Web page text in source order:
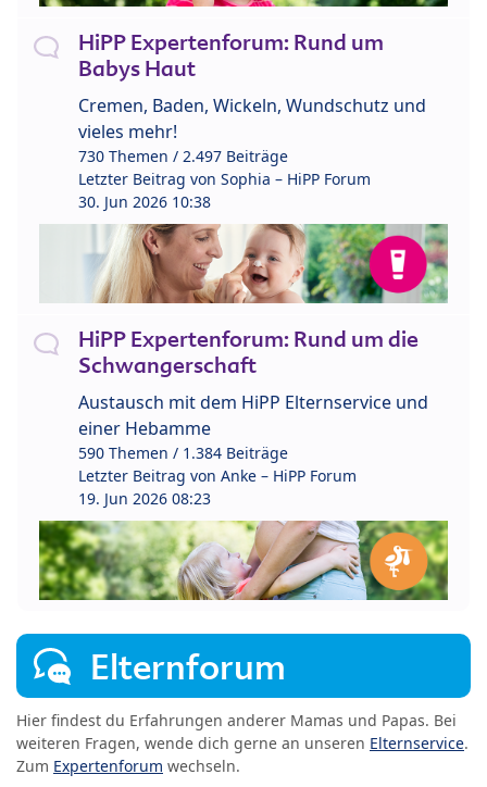
HiPP Expertenforum: Rund um
Babys Haut
Cremen, Baden, Wickeln, Wundschutz und
vieles mehr!
730 Themen / 2.497 Beiträge
Letzter Beitrag von Sophia – HiPP Forum
30. Jun 2026 10:38
HiPP Expertenforum: Rund um die
Schwangerschaft
Austausch mit dem HiPP Elternservice und
einer Hebamme
590 Themen / 1.384 Beiträge
Letzter Beitrag von Anke – HiPP Forum
19. Jun 2026 08:23
Elternforum
Hier findest du Erfahrungen anderer Mamas und Papas. Bei
weiteren Fragen, wende dich gerne an unseren Elternservice.
Zum Expertenforum wechseln.